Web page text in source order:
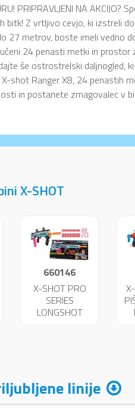
PRIPRAVLJENI NA
bitk! Z vrtljivo cevjo, ki izstreli
27 metrov, boste imeli vedno
24 penasti metki in
še ostrostrelski daljnogled,
X-shot Ranger X8, 24 penastih
in postanete zmagovalec v
X-SHOT
660146
X-SHOT PRO
SERIES
LONGSHOT
linije